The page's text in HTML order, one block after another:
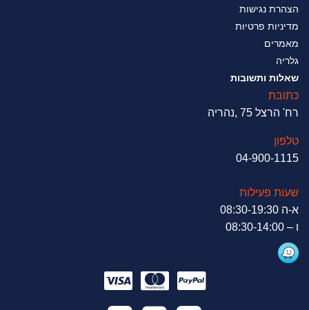
הצהרת נגישות
מדיניות פרטיות
מאמרים
גלריה
שאלות ותשובות
כתובת
רח' הרצל 75 ,נהריה
טלפון
04-900-1115
שעות פעילות
א-ה 08:30-19:30
ו – 08:30-14:00